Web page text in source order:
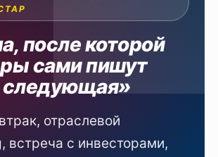
после которой
сами пишут
следующая»
отраслевой
встреча с инвесторами,